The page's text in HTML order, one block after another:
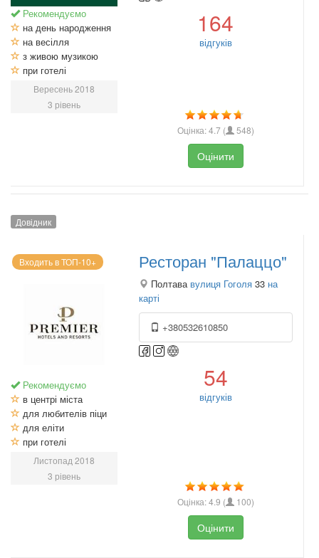
Рекомендуємо
на день народження
на весілля
з живою музикою
при готелі
Вересень 2018
3 рівень
164
відгуків
Оцінка:4.7 ( 548)
Оцінити
Довідник
Входить в ТОП-10+
Рекомендуємо
в центрі міста
для любителів піци
для еліти
при готелі
Листопад 2018
3 рівень
Ресторан "Палаццо"
Полтава вулиця Гоголя 33 на
карті
+380532610850
54
відгуків
Оцінка:4.9 ( 100)
Оцінити